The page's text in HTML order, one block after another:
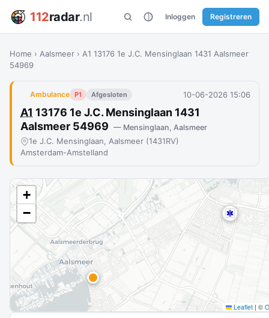
112radar.nl Inloggen Registreren
Home › Aalsmeer › A1 13176 1e J.C. Mensinglaan 1431 Aalsmeer
54969
Ambulance P1 Afgesloten 10-06-2026 15:06
A1 13176 1e J.C. Mensinglaan 1431
Aalsmeer 54969 — Mensinglaan, Aalsmeer
1e J.C. Mensinglaan, Aalsmeer (1431RV)
Amsterdam-Amstelland
+
−
Leaflet | ©